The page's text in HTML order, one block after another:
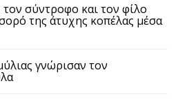
τον σύντροφο και τον φίλο
της άτυχης κοπέλας μέσα
γνώρισαν τον